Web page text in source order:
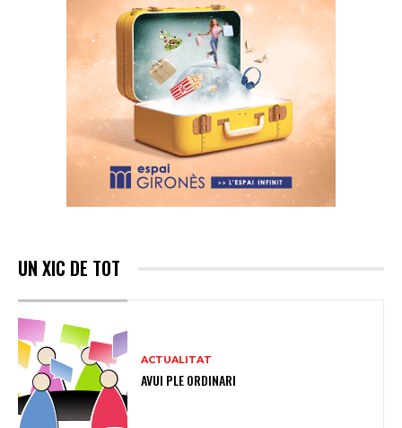
UN XIC DE TOT
ACTUALITAT
AVUI PLE ORDINARI